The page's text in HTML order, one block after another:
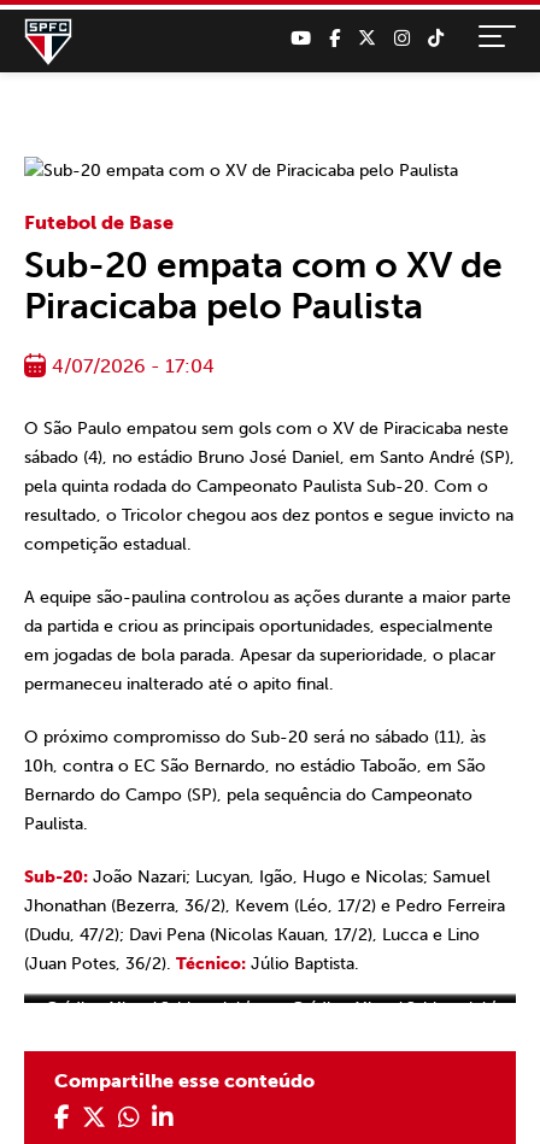
Futebol de Base
Sub-20 empata com o XV de
Piracicaba pelo Paulista
4/07/2026 - 17:04
O São Paulo empatou sem gols com o XV de Piracicaba neste
sábado (4), no estádio Bruno José Daniel, em Santo André (SP),
pela quinta rodada do Campeonato Paulista Sub-20. Com o
resultado, o Tricolor chegou aos dez pontos e segue invicto na
competição estadual.
A equipe são-paulina controlou as ações durante a maior parte
da partida e criou as principais oportunidades, especialmente
em jogadas de bola parada. Apesar da superioridade, o placar
permaneceu inalterado até o apito final.
O próximo compromisso do Sub-20 será no sábado (11), às
10h, contra o EC São Bernardo, no estádio Taboão, em São
Bernardo do Campo (SP), pela sequência do Campeonato
Paulista.
Sub-20: João Nazari; Lucyan, Igão, Hugo e Nicolas; Samuel
Jhonathan (Bezerra, 36/2), Kevem (Léo, 17/2) e Pedro Ferreira
(Dudu, 47/2); Davi Pena (Nicolas Kauan, 17/2), Lucca e Lino
(Juan Potes, 36/2). Técnico: Júlio Baptista.
Crédito: Miguel Schincariol /
Crédito: Miguel Schincariol /
Crédito: Miguel Schincariol /
Crédito: Miguel Schincariol /
Crédito: Miguel Schincariol /
Crédito: Miguel Schincariol /
Crédito: Miguel Schincariol /
Crédito: Miguel Schincariol /
Compartilhe esse conteúdo